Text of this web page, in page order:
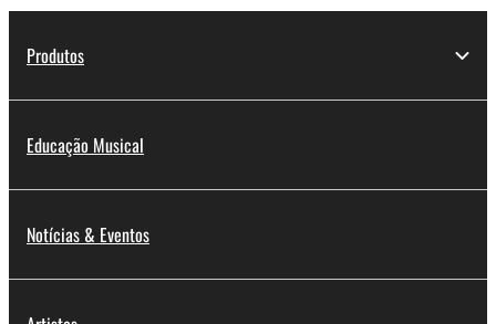
Produtos
Educação Musical
Notícias & Eventos